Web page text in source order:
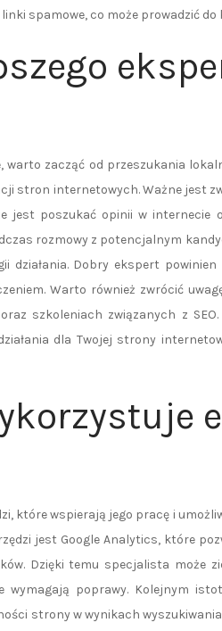
spamowe, co może prowadzić do
warto zacząć od przeszukania
stron internetowych. Ważne jest
jest poszukać opinii w internecie
rozmowy z potencjalnym
działania. Dobry ekspert
Warto również zwrócić
szkoleniach związanych z
dla Twojej strony
które wspierają jego pracę i
jest Google Analytics, które
Dzięki temu specjalista może
poprawy. Kolejnym
strony w wynikach